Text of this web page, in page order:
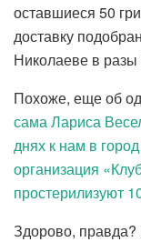
оставшиеся 50
доставку
Николаеве в
Похоже, еще об
сама Лариса
днях к нам в
организация
простерилизуют
Здорово,